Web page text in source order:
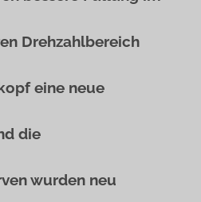
Drehzahlbereich
eine neue
die
wurden neu